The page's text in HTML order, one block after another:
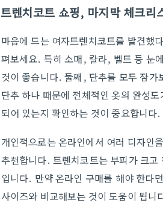
트렌치코트 쇼핑, 마지막 체크리
마음에 드는 여자트렌치코트를 발견했
펴보세요. 특히 소매, 칼라, 벨트 등 눈
것이 좋습니다. 둘째, 단추를 모두 잠
단추 하나 때문에 전체적인 옷의 완성
되어 있는지 확인하는 것이 중요합니
개인적으로는 온라인에서 여러 디자인
추천합니다. 트렌치코트는 부피가 크
입니다. 만약 온라인 구매를 해야 한다
사이즈와 비교해보는 것이 도움이 됩